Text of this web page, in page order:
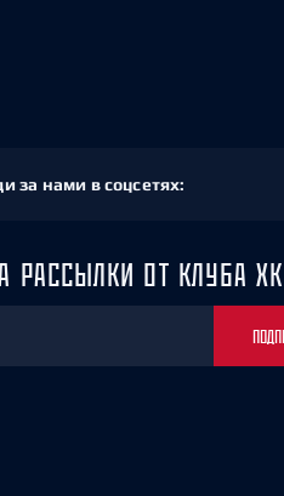
за нами в соцсетях:
РАССЫЛКИ ОТ КЛУБА